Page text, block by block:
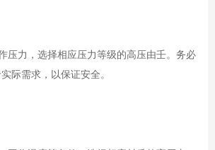
压力，选择相应压力等级的高压由壬。务必
际需求，以保证安全。